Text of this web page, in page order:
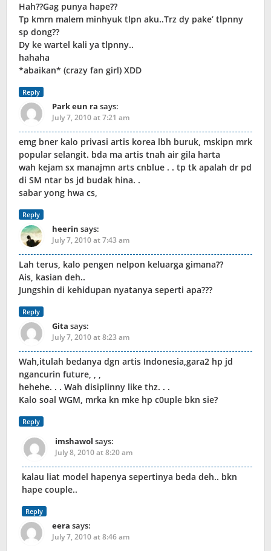
Hah??Gag punya hape??
Tp kmrn malem minhyuk tlpn aku..Trz dy pake’ tlpnny
sp dong??
Dy ke wartel kali ya tlpnny..
hahaha
*abaikan* (crazy fan girl) XDD
Reply
Park eun ra says:
July 7, 2010 at 7:21 am
emg bner kalo privasi artis korea lbh buruk, mskipn mrk
popular selangit. bda ma artis tnah air gila harta
wah kejam sx manajmn arts cnblue . . tp tk apalah dr pd
di SM ntar bs jd budak hina. .
sabar yong hwa cs,
Reply
heerin says:
July 7, 2010 at 7:43 am
Lah terus, kalo pengen nelpon keluarga gimana??
Ais, kasian deh..
Jungshin di kehidupan nyatanya seperti apa???
Reply
Gita says:
July 7, 2010 at 8:23 am
Wah,itulah bedanya dgn artis Indonesia,gara2 hp jd
ngancurin future, , ,
hehehe. . . Wah disiplinny like thz. . .
Kalo soal WGM, mrka kn mke hp c0uple bkn sie?
Reply
imshawol says:
July 8, 2010 at 8:20 am
kalau liat model hapenya sepertinya beda deh.. bkn
hape couple..
Reply
eera says:
July 7, 2010 at 8:46 am